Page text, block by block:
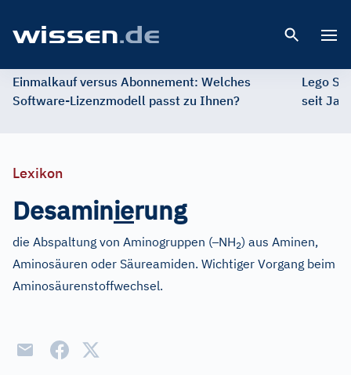
Einmalkauf versus Abonnement: Welches
Software-Lizenzmodell passt zu Ihnen?
Lego
seit
Lexikon
Desaminierung
die Abspaltung von Aminogruppen (–NH2) aus Aminen,
Aminosäuren oder Säureamiden. Wichtiger Vorgang beim
Aminosäurenstoffwechsel.